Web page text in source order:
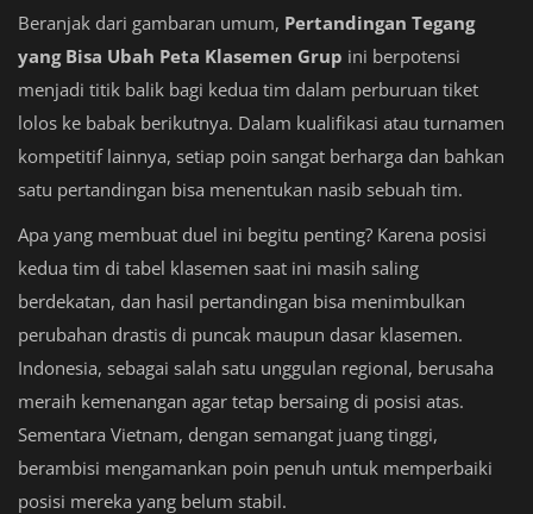
Beranjak dari gambaran umum, Pertandingan Tegang
yang Bisa Ubah Peta Klasemen Grup ini berpotensi
menjadi titik balik bagi kedua tim dalam perburuan tiket
lolos ke babak berikutnya. Dalam kualifikasi atau turnamen
kompetitif lainnya, setiap poin sangat berharga dan bahkan
satu pertandingan bisa menentukan nasib sebuah tim.
Apa yang membuat duel ini begitu penting? Karena posisi
kedua tim di tabel klasemen saat ini masih saling
berdekatan, dan hasil pertandingan bisa menimbulkan
perubahan drastis di puncak maupun dasar klasemen.
Indonesia, sebagai salah satu unggulan regional, berusaha
meraih kemenangan agar tetap bersaing di posisi atas.
Sementara Vietnam, dengan semangat juang tinggi,
berambisi mengamankan poin penuh untuk memperbaiki
posisi mereka yang belum stabil.